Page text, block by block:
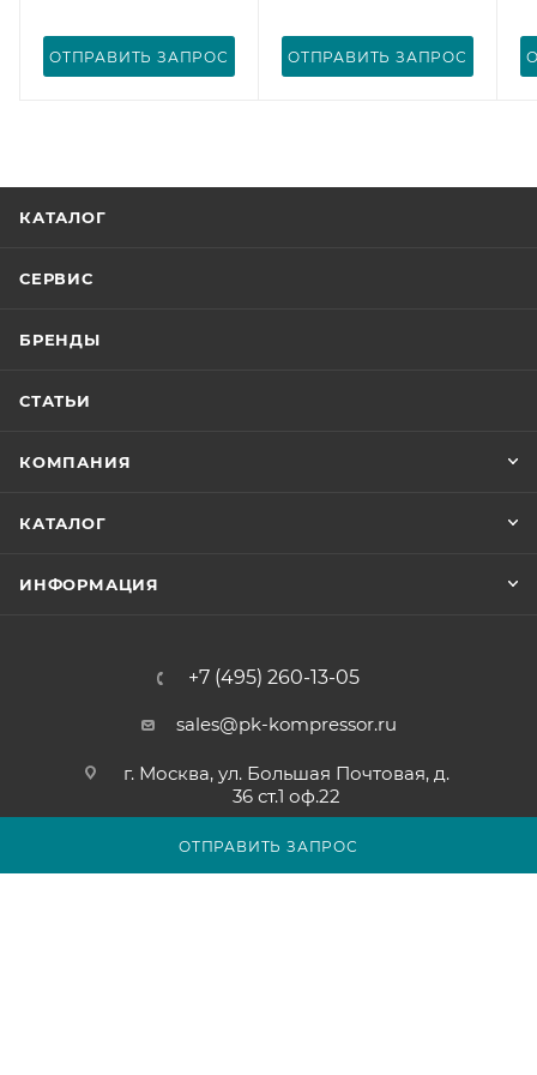
ОТПРАВИТЬ ЗАПРОС
ОТПРАВИТЬ ЗАПРОС ОТПРАВИТЬ ЗАПРОС
КАТАЛОГ
СЕРВИС
БРЕНДЫ
СТАТЬИ
КОМПАНИЯ
КАТАЛОГ
ИНФОРМАЦИЯ
+7 (495) 260-13-05
sales@pk-kompressor.ru
г. Москва, ул. Большая Почтовая, д.
36 ст.1 оф.22